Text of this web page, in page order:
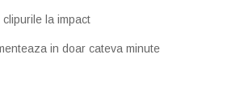
la impact
in doar cateva minute